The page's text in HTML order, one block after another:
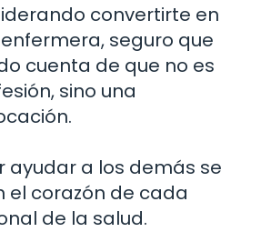
convertirte en
seguro que
cuenta de que no es
sino una
ayudar a los demás se
el corazón de cada
de la salud.